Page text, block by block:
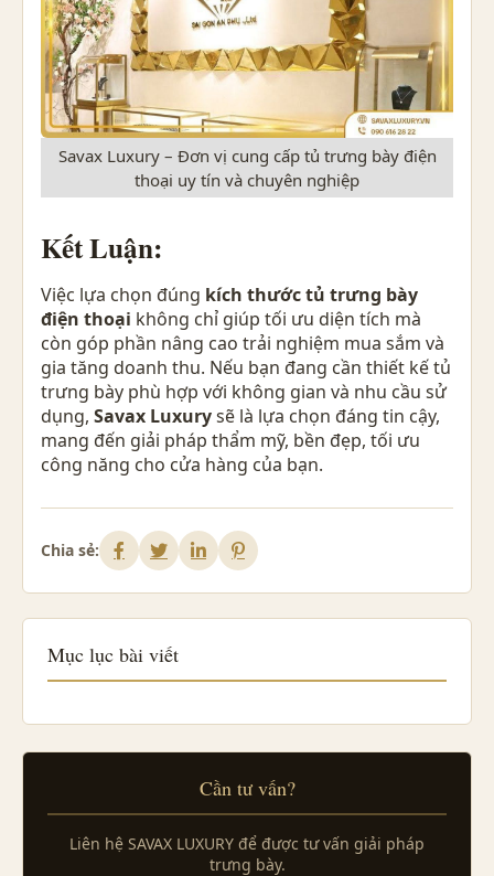
Savax Luxury – Đơn vị cung cấp tủ trưng bày điện
thoại uy tín và chuyên nghiệp
Kết Luận:
Việc lựa chọn đúng kích thước tủ trưng bày
điện thoại không chỉ giúp tối ưu diện tích mà
còn góp phần nâng cao trải nghiệm mua sắm và
gia tăng doanh thu. Nếu bạn đang cần thiết kế tủ
trưng bày phù hợp với không gian và nhu cầu sử
dụng, Savax Luxurysẽ là lựa chọn đáng tin cậy,
mang đến giải pháp thẩm mỹ, bền đẹp, tối ưu
công năng cho cửa hàng của bạn.
Chia sẻ:
Mục lục bài viết
Cần tư vấn?
Liên hệ SAVAX LUXURY để được tư vấn giải pháp
trưng bày.